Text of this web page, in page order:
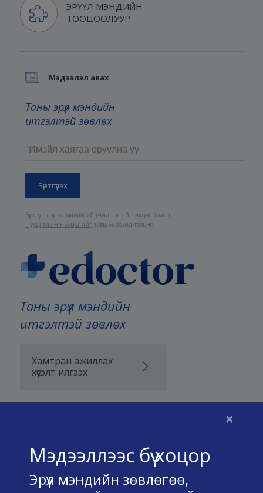
×
Мэдээллээс бүү хоцор
Эрүүл мэндийн зөвлөгөө,
ЭРҮҮЛ МЭНДИЙН
ТООЦООЛУУР
Таны эрүүл мэндийн
итгэлтэй зөвлөх
Хамтран ажиллах
хүсэлт илгээх
Үйлчилгээний нөхцөл
Мэдээлэл авах
Таны эрүүл мэндийн
итгэлтэй зөвлөх
Бүртгүүлснээр та манайҮйлчилгээний нөхцөл болон
Нууцлалын нөхцөлийг зөвшөөрсөнд тооцно.